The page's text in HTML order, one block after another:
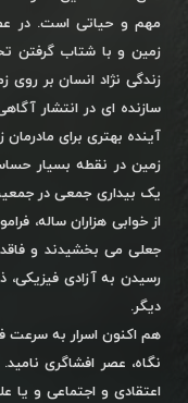
مهم و حیاتی است. در
زمین و با شتاب گرفتن
زندگی نژاد انسان بر
سازنده ای در انتشار
آینده بهتری برای
زمین در نقطه بسیار
یک بیداری جمعی در
از خوابی هزاران ساله،
جعلی می بخشیدند و
رسیدن به آزادی
دیگر.
هم اکنون اسرار به سرعت
نگاه، عصر افشاگری
اعتقادی و اجتماعی و